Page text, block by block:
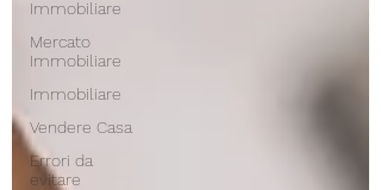
Immobiliare
Mercato
Immobiliare
Immobiliare
Vendere Casa
Errori da
evitare